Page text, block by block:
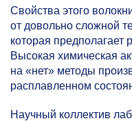
Свойства этого
от довольно сложной
которая предполагает
Высокая химическая
на «нет» методы
расплавленном
Научный коллектив